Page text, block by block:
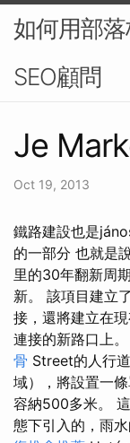
如何用部
SEO顧問
Je
Oct 19, 2013
鐵路建設也是
的一部分 也就是
里的30年翻新周
新。 該項目建立
接，還將建立在
連接的新路口上。
骨 Street的人行
域），將設置一
容納500多米。
態下引入的，雨